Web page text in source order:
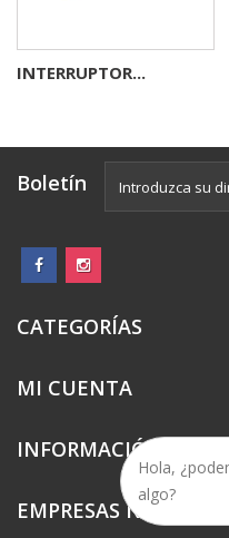
Hola,
algo?
INTERRUPTOR...
Boletín
CATEGORÍAS
MI CUENTA
INFORMACIÓN
EMPRESAS NOFFRA